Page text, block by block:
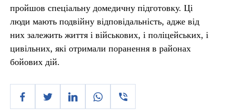
пройшов спеціальну домедичну підготовку. Ці
люди мають подвійну відповідальність, адже від
них залежить життя і військових, і поліцейських, і
цивільних, які отримали поранення в районах
бойових дій.